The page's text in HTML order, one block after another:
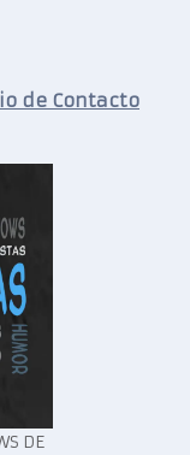
de Contacto
DE